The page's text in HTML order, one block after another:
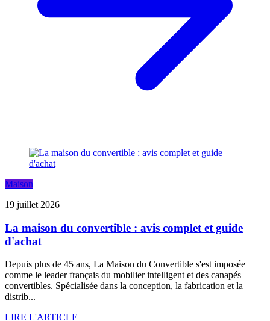
Maison
19 juillet 2026
La maison du convertible : avis complet et guide
d'achat
Depuis plus de 45 ans, La Maison du Convertible s'est imposée
comme le leader français du mobilier intelligent et des canapés
convertibles. Spécialisée dans la conception, la fabrication et la
distrib...
LIRE L'ARTICLE